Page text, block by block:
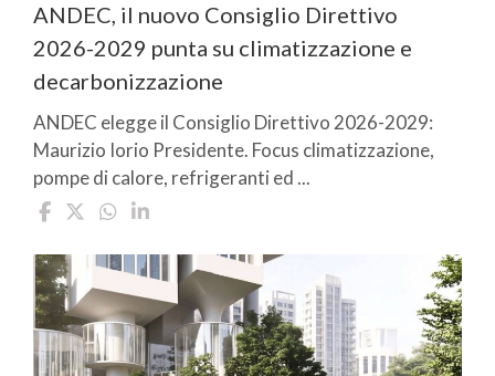
ANDEC, il nuovo Consiglio Direttivo
2026-2029 punta su climatizzazione e
decarbonizzazione
ANDEC elegge il Consiglio Direttivo 2026-2029:
Maurizio Iorio Presidente. Focus climatizzazione,
pompe di calore, refrigeranti ed ...